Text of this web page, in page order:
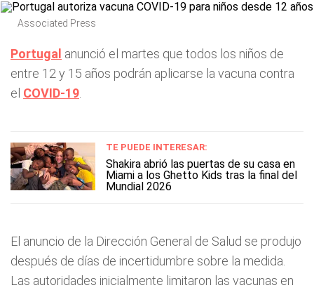
Associated Press
Portugal anunció el martes que todos los niños de
entre 12 y 15 años podrán aplicarse la vacuna contra
el COVID-19
TE PUEDE INTERESAR:
Shakira abrió las puertas de su casa en
Miami a los Ghetto Kids tras la final del
Mundial 2026
El anuncio de la Dirección General de Salud se produjo
después de días de incertidumbre sobre la medida.
Las autoridades inicialmente limitaron las vacunas en